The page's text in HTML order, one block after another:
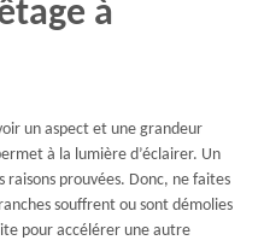
à
un aspect et une grandeur
à la lumière d’éclairer. Un
prouvées. Donc, ne faites
souffrent ou sont démolies
pour accélérer une autre